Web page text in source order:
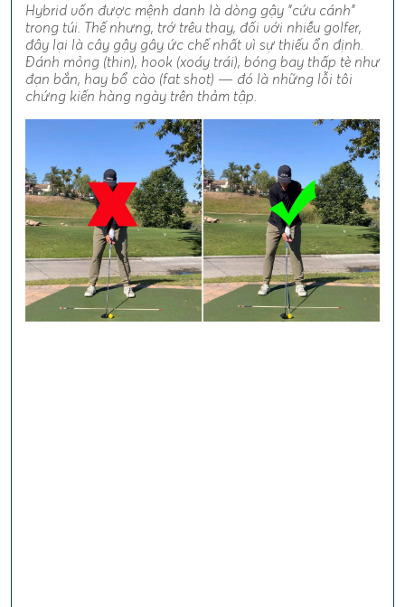
Hybrid vốn được mệnh danh là dòng gậy "cứu cánh"
trong túi. Thế nhưng, trớ trêu thay, đối với nhiều golfer,
đây lại là cây gậy gây ức chế nhất vì sự thiếu ổn định.
Đánh mỏng (thin), hook (xoáy trái), bóng bay thấp tè như
đạn bắn, hay bổ cào (fat shot) — đó là những lỗi tôi
chứng kiến hàng ngày trên thảm tập.